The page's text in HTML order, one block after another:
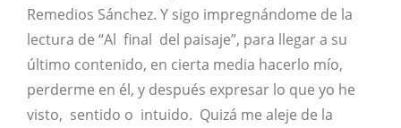
Remedios Sánchez. Y sigo impregnándome de la
lectura de “Al final del paisaje”, para llegar a su
último contenido, en cierta media hacerlo mío,
perderme en él, y después expresar lo que yo he
visto, sentido o intuido. Quizá me aleje de la